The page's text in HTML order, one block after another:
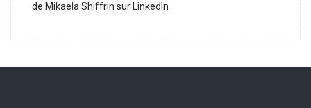
de Mikaela Shiffrin sur LinkedIn